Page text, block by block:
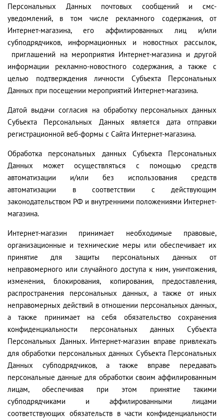
Персональных Данных почтовых сообщений и смс-
уведомлений, в том числе рекламного содержания, от
Интернет-магазина, его аффилированных лиц и/или
субподрядчиков, информационных и новостных рассылок,
приглашений на мероприятия Интернет-магазина и другой
информации рекламно-новостного содержания, а также с
целью подтверждения личности Субъекта Персональных
Данных при посещении мероприятий Интернет-магазина.
Датой выдачи согласия на обработку персональных данных
Субъекта Персональных Данных является дата отправки
регистрационной веб-формы с Сайта Интернет-магазина.
Обработка персональных данных Субъекта Персональных
Данных может осуществляться с помощью средств
автоматизации и/или без использования средств
автоматизации в соответствии с действующим
законодательством РФ и внутренними положениями Интернет-
магазина.
Интернет-магазин принимает необходимые правовые,
организационные и технические меры или обеспечивает их
принятие для защиты персональных данных от
неправомерного или случайного доступа к ним, уничтожения,
изменения, блокирования, копирования, предоставления,
распространения персональных данных, а также от иных
неправомерных действий в отношении персональных данных,
а также принимает на себя обязательство сохранения
конфиденциальности персональных данных Субъекта
Персональных Данных. Интернет-магазин вправе привлекать
для обработки персональных данных Субъекта Персональных
Данных субподрядчиков, а также вправе передавать
персональные данные для обработки своим аффилированным
лицам, обеспечивая при этом принятие такими
субподрядчиками и аффилированными лицами
соответствующих обязательств в части конфиденциальности